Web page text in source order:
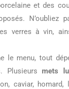
et des
N’oubliez
verres à vin,
le menu, tout
Plusieursmets
caviar, homard,